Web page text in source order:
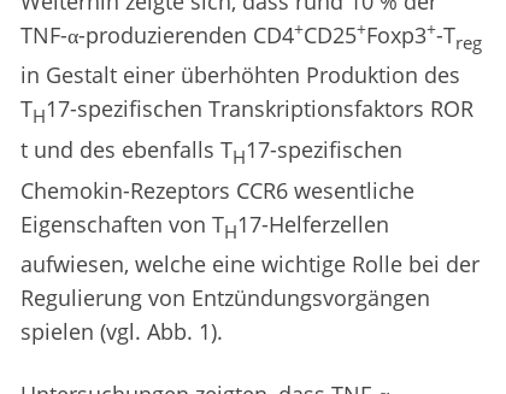
TNF-α-produzierenden CD4+CD25+Foxp3+-Treg
in Gestalt einer überhöhten Produktion des
TH17-spezifischen Transkriptionsfaktors ROR
t und des ebenfalls TH17-spezifischen
Chemokin-Rezeptors CCR6 wesentliche
Eigenschaften von TH17-Helferzellen
aufwiesen, welche eine wichtige Rolle bei der
Regulierung von Entzündungsvorgängen
spielen (vgl. Abb. 1).